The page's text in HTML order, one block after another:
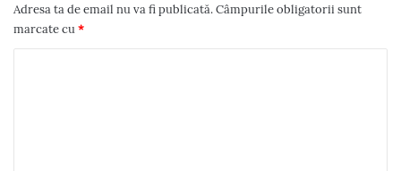
i
g
Adresa ta de email nu va fi publicată.Câmpurile obligatorii sunt
marcate cu*